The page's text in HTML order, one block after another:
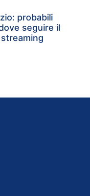
probabili
seguire il